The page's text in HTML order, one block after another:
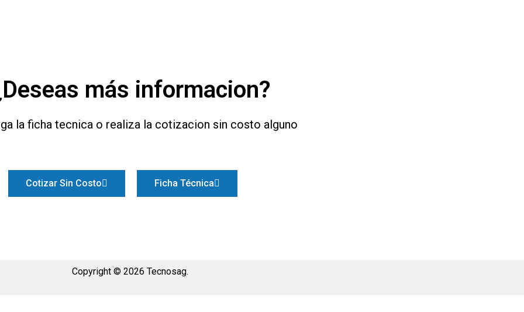
más informacion?
la ficha tecnica o realiza la cotizacion sin costo alguno
Cotizar Sin Costo Ficha Técnica
Copyright © 2026 Tecnosag.